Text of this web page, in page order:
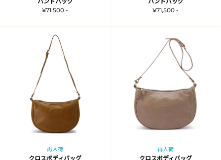
¥71,500 -
¥71,500 -
再入荷
クロスボディバッグ
再入荷
クロスボディバッグ